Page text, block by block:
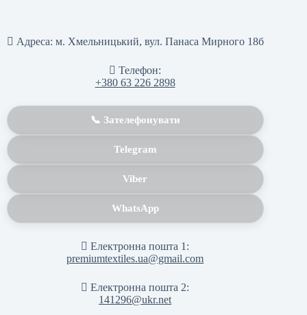
Адреса: м. Хмельницький, вул. Панаса Мирного 18б
Телефон:
+380 63 226 2898
📞 Зателефонувати
Telegram
Viber
WhatsApp
Електронна пошта 1:
premiumtextiles.ua@gmail.com
Електронна пошта 2:
141296@ukr.net